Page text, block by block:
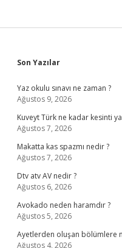
Sidebar
Son Yazılar
Yaz okulu sınavı ne zaman ?
Ağustos 9, 2026
Kuveyt Türk ne kadar kesinti
Ağustos 7, 2026
Makatta kas spazmı nedir ?
Ağustos 7, 2026
Dtv atv AV nedir ?
Ağustos 6, 2026
Avokado neden haramdır ?
Ağustos 5, 2026
Ayetlerden oluşan bölümlere
Ağustos 4, 2026